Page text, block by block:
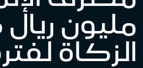
مليون
الزكاة